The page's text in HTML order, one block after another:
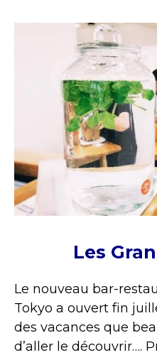
Les
Le nouveau bar-
Tokyo a ouvert fin
des vacances que
d’aller le découvrir….